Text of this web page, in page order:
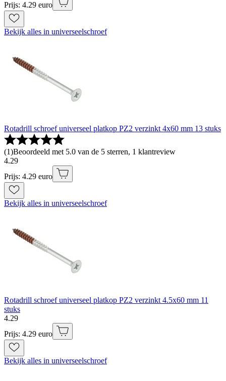
Prijs: 4.29 euro
Bekijk alles in universeelschroef
Rotadrill schroef universeel platkop PZ2 verzinkt 4x60 mm 13 stuks
(1)Beoordeeld met 5.0 van de 5 sterren, 1 klantreview
4.29
Prijs: 4.29 euro
Bekijk alles in universeelschroef
Rotadrill schroef universeel platkop PZ2 verzinkt 4.5x60 mm 11
stuks
4.29
Prijs: 4.29 euro
Bekijk alles in universeelschroef